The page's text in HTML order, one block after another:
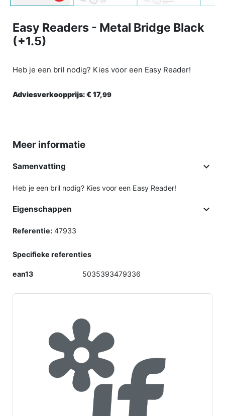
Easy Readers - Metal Bridge Black
(+1.5)
Heb je een bril nodig? Kies voor een Easy Reader!
Adviesverkoopprijs:€ 17,99
Meer informatie
Samenvatting 
Heb je een bril nodig? Kies voor een Easy Reader!
Eigenschappen 
Referentie: 47933
Specifieke referenties
ean13 5035393479336